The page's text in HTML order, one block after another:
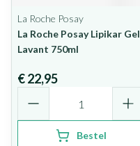
La Roche Posay
La Roche Posay Lipikar Gel
Lavant 750ml
€ 22,95
Bestel